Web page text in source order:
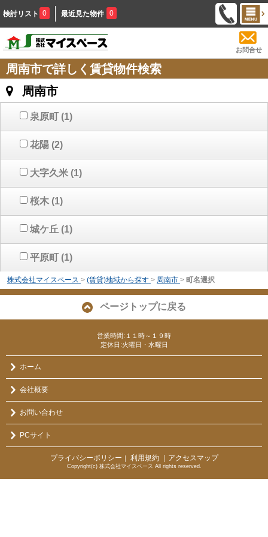
検討リスト 0 最近見た物件 0
お問合せ
周南市で詳しく賃貸物件検索
周南市
泉原町 (1)
花陽 (2)
大字久米 (1)
桜木 (1)
城ケ丘 (1)
平原町 (1)
株式会社マイスペース > (賃貸)地域から探す > 周南市 > 町名選択
ページトップに戻る
営業時間:１１時～１９時
定休日:火曜日・水曜日
ホーム
会社概要
お問い合わせ
PCサイト
プライバシーポリシー ｜ 利用規約 ｜アクセスマップ
Copyright(c) 株式会社マイスペース All rights reserved.